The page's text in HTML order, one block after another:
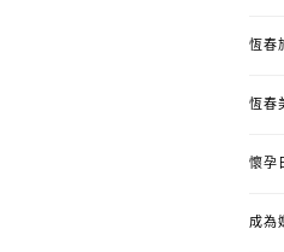
恆春
恆春
懷孕
成為